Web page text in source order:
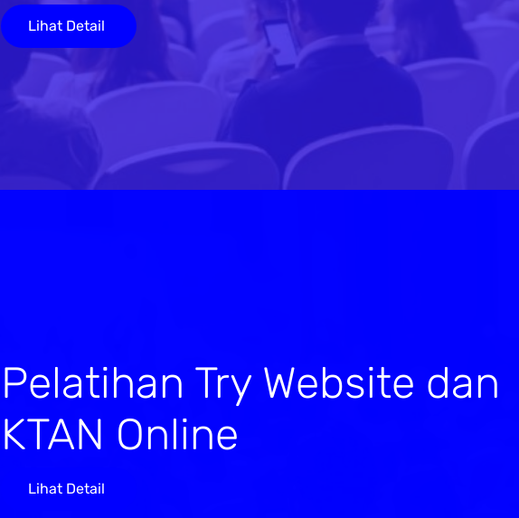
Lihat Detail
Pelatihan Try Website dan
KTAN Online
Lihat Detail